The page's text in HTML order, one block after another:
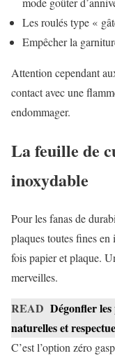
Les roulés type «
Empêcher la
Attention cependant
contact avec une
endommager.
La feuille de
inoxydable
Pour les fanas de
plaques toutes fines
fois papier et plaque.
merveilles.
READ Dégonfler les
naturelles et
C’est l’option zéro